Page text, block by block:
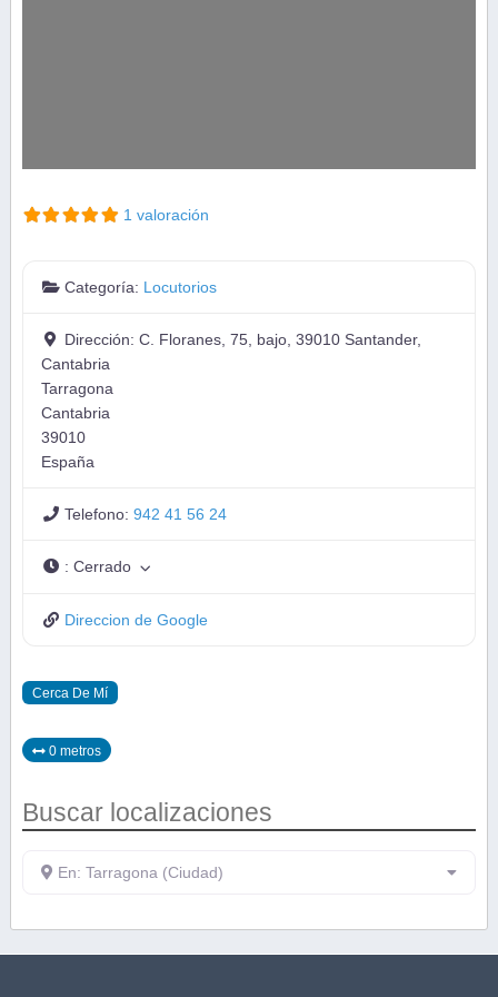
1 valoración
Categoría: Locutorios
Dirección:C. Floranes, 75, bajo, 39010 Santander,
Cantabria
Tarragona
Cantabria
39010
España
Telefono:942 41 56 24
:Cerrado
Direccion de Google
Cerca De Mí
0 metros
Buscar localizaciones
En: Tarragona (Ciudad)